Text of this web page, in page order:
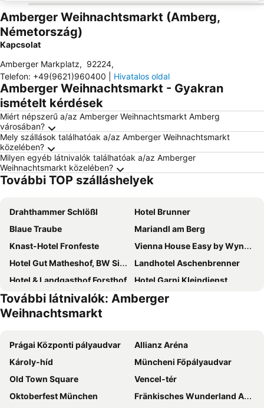
Amberger Weihnachtsmarkt (Amberg,
Németország)
Kapcsolat
Amberger Markplatz, 92224,
Telefon: +49(9621)960400 Hivatalos oldal
Amberger Weihnachtsmarkt - Gyakran
ismételt kérdések
Miért népszerű a/az Amberger Weihnachtsmarkt Amberg
városában?
Mely szállások találhatóak a/az Amberger Weihnachtsmarkt
közelében?
Milyen egyéb látnivalók találhatóak a/az Amberger
Weihnachtsmarkt közelében?
További TOP szálláshelyek
Drahthammer Schlößl
Hotel Brunner
Blaue Traube
Mariandl am Berg
Knast-Hotel Fronfeste
Vienna House Easy by Wyndham Amberg
Hotel Gut Matheshof, BW Signature Collection
Landhotel Aschenbrenner
Hotel & Landgasthof Forsthof
Hotel Garni Kleindienst
Landgasthof - Café Anni
Gästehaus Neises
További látnivalók: Amberger
Weihnachtsmarkt
Prágai Központi pályaudvar
Allianz Aréna
Károly-híd
Müncheni Főpályaudvar
Old Town Square
Vencel-tér
Oktoberfest München
Fränkisches Wunderland Amusement Park